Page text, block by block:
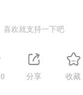
喜欢就支持一下吧
0 分享 收藏